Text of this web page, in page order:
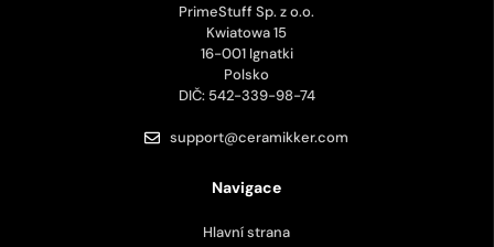
PrimeStuff Sp. z o.o.
Kwiatowa 15
16-001 Ignatki
Polsko
DIČ: 542-339-98-74
support@ceramikker.com
Navigace
Hlavní strana